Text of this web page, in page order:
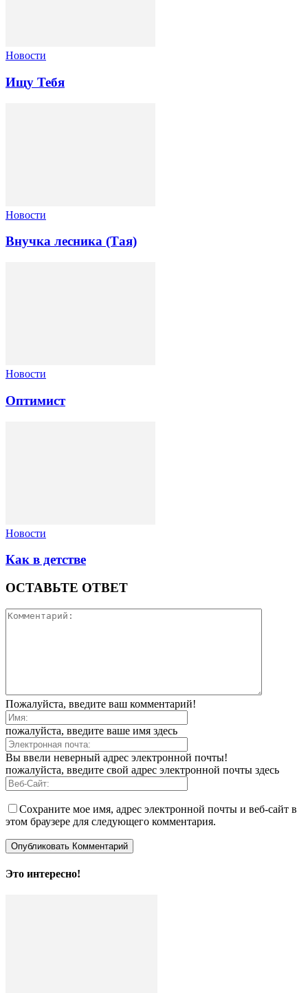
Новости
Ищу Тебя
Новости
Внучка лесника (Тая)
Новости
Оптимист
Новости
Как в детстве
ОСТАВЬТЕ ОТВЕТ
Пожалуйста, введите ваш комментарий!
пожалуйста, введите ваше имя здесь
Вы ввели неверный адрес электронной почты!
пожалуйста, введите свой адрес электронной почты здесь
Сохраните мое имя, адрес электронной почты и веб-сайт в
этом браузере для следующего комментария.
Это интересно!